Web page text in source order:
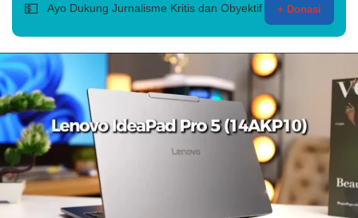
💵 Ayo Dukung Jurnalisme Kritis dan Obyektif + Donasi